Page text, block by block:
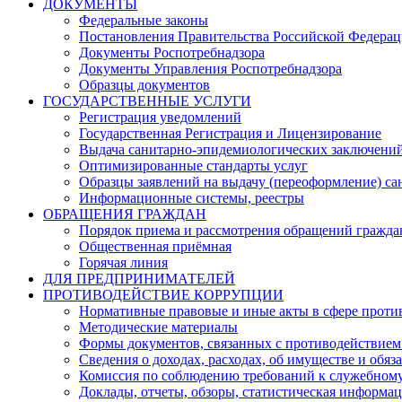
ДОКУМЕНТЫ
Федеральные законы
Постановления Правительства Российской
Документы Роспотребнадзора
Документы Управления Роспотребнадзора
Образцы документов
ГОСУДАРСТВЕННЫЕ УСЛУГИ
Регистрация уведомлений
Государственная Регистрация и Лицензирование
Выдача санитарно-эпидемиологических
Оптимизированные стандарты услуг
Образцы заявлений на выдачу (переоформление)
Информационные системы, реестры
ОБРАЩЕНИЯ ГРАЖДАН
Порядок приема и рассмотрения обращений
Общественная приёмная
Горячая линия
ДЛЯ ПРЕДПРИНИМАТЕЛЕЙ
ПРОТИВОДЕЙСТВИЕ КОРРУПЦИИ
Нормативные правовые и иные акты в сфере
Методические материалы
Формы документов, связанных с
Сведения о доходах, расходах, об имуществе и
Комиссия по соблюдению требований к
Доклады, отчеты, обзоры, статистическая